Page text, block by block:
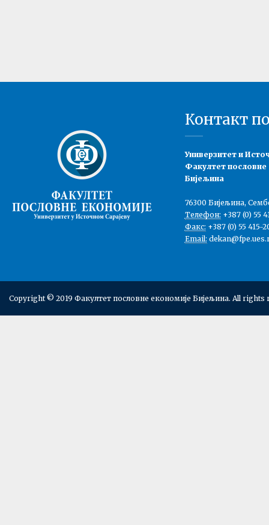
Контакт
Универзитет и
Факултет пословне
Бијељина
76300 Бијељина,
Телефон: +387 (0) 55
Факс: +387 (0) 55 415-
Email:
Copyright © 2019 Факултет пословне економије Бијељина. All rights